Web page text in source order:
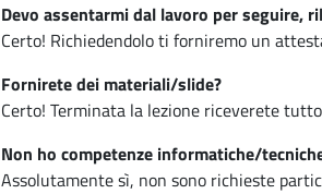
Devo assentarmi dal lavoro per seguire,
Certo! Richiedendolo ti forniremo un
Fornirete dei materiali/slide?
Certo! Terminata la lezione riceverete
Non ho competenze informatiche/
Assolutamente sì, non sono richieste